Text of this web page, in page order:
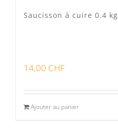
Saucisson à cuire 0.4 kg
14,00 CHF
Ajouter au panier